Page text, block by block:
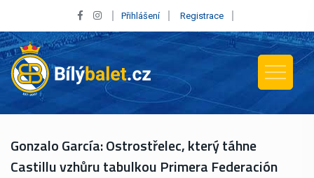
Přihlášení Registrace
Gonzalo García: Ostrostřelec, který táhne
Castillu vzhůru tabulkou Primera Federación